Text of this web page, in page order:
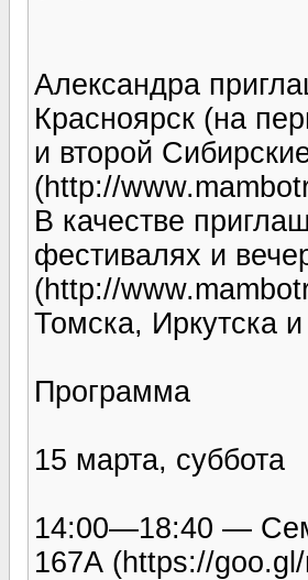
Александра
Красноярск (на
и второй
(http://
В качестве
фестивалях и
(http://
Томска, Иркутска
Программа
15 марта, суббота
14:00—18:40 —
167А (https://